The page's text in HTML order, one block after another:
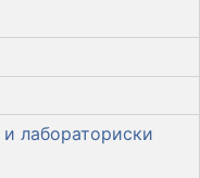
лабораториски